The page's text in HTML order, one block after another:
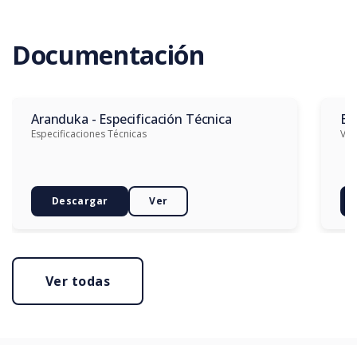
Documentación
Aranduka - Especificación Técnica
Especificaciones Técnicas
Descargar Ver
Ver todas